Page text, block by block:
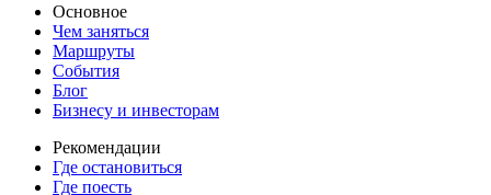
Основное
Чем заняться
Маршруты
События
Блог
Бизнесу и инвесторам
Рекомендации
Где остановиться
Где поесть